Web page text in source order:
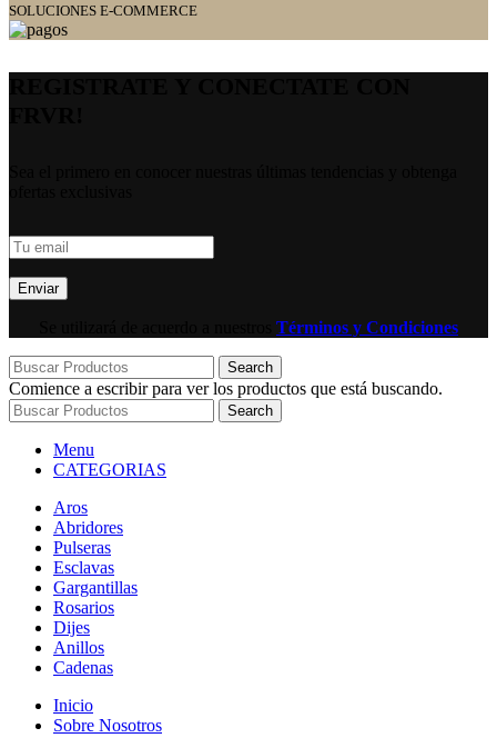
SOLUCIONES E-COMMERCE
Términos y Condiciones
Search
Comience a escribir para ver los productos que está buscando.
Search
Menu
CATEGORIAS
Aros
Abridores
Pulseras
Esclavas
Gargantillas
Rosarios
Dijes
Anillos
Cadenas
Inicio
Sobre Nosotros